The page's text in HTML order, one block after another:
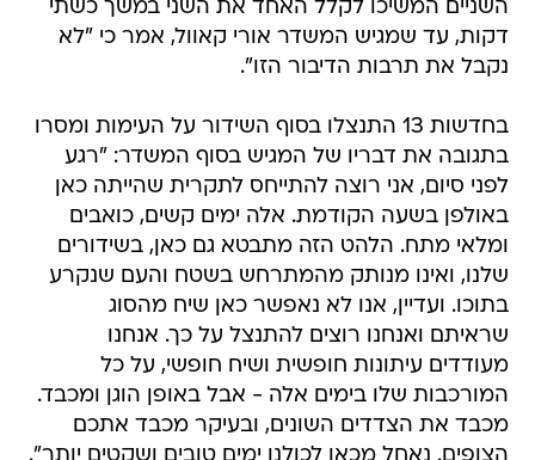
השניים המשיכו לקלל האחד את השני במשך כשתי
דקות, עד שמגיש המשדר אורי קאוול, אמר כי "לא
נקבל את תרבות הדיבור הזו".
בחדשות 13 התנצלו בסוף השידור על העימות ומסרו
בתגובה את דבריו של המגיש בסוף המשדר: "רגע
לפני סיום, אני רוצה להתייחס לתקרית שהייתה כאן
באולפן בשעה הקודמת. אלה ימים קשים, כואבים
ומלאי מתח. הלהט הזה מתבטא גם כאן, בשידורים
שלנו, ואינו מנותק מהמתרחש בשטח והעם שנקרע
בתוכו. ועדיין, אנו לא נאפשר כאן שיח מהסוג
שראיתם ואנחנו רוצים להתנצל על כך. אנחנו
מעודדים עיתונות חופשית ושיח חופשי, על כל
המורכבות שלו בימים אלה - אבל באופן הוגן ומכבד.
מכבד את הצדדים השונים, ובעיקר מכבד אתכם